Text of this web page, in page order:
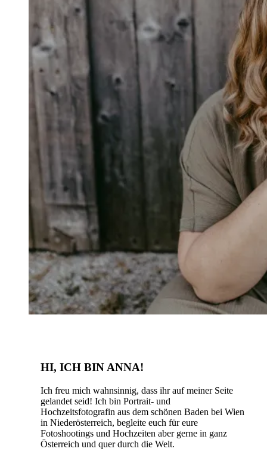
HI, ICH BIN ANNA!
Ich freu mich wahnsinnig, dass ihr auf meiner Seite
gelandet seid! Ich bin Portrait- und
Hochzeitsfotografin aus dem schönen Baden bei Wien
in Niederösterreich, begleite euch für eure
Fotoshootings und Hochzeiten aber gerne in ganz
Österreich und quer durch die Welt.